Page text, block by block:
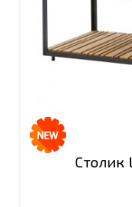
Столик